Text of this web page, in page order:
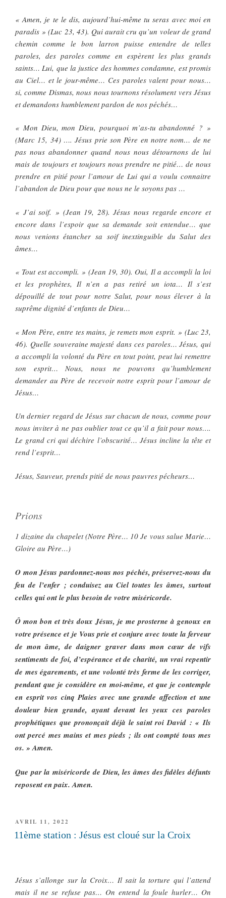
« Amen, je te le dis, aujourd’hui-même tu seras avec moi en
paradis » (Luc 23, 43). Qui aurait cru qu’un voleur de grand
chemin comme le bon larron puisse entendre de telles
paroles, des paroles comme en espèrent les plus grands
saints… Lui, que la justice des hommes condamne, est promis
au Ciel… et le jour-même… Ces paroles valent pour nous…
si, comme Dismas, nous nous tournons résolument vers Jésus
et demandons humblement pardon de nos péchés…
« Mon Dieu, mon Dieu, pourquoi m’as-tu abandonné ? »
(Marc 15, 34) …. Jésus prie son Père en notre nom… de ne
pas nous abandonner quand nous nous détournons de lui
mais de toujours et toujours nous prendre ne pitié… de nous
prendre en pitié pour l’amour de Lui qui a voulu connaitre
l’abandon de Dieu pour que nous ne le soyons pas …
« J’ai soif. » (Jean 19, 28). Jésus nous regarde encore et
encore dans l’espoir que sa demande soit entendue… que
nous venions étancher sa soif inextinguible du Salut des
âmes…
« Tout est accompli. » (Jean 19, 30). Oui, Il a accompli la loi
et les prophètes, Il n’en a pas retiré un iota… Il s’est
dépouillé de tout pour notre Salut, pour nous élever à la
suprême dignité d’enfants de Dieu…
« Mon Père, entre tes mains, je remets mon esprit. » (Luc 23,
46). Quelle souveraine majesté dans ces paroles… Jésus, qui
a accompli la volonté du Père en tout point, peut lui remettre
son esprit… Nous, nous ne pouvons qu’humblement
demander au Père de recevoir notre esprit pour l’amour de
Jésus…
Un dernier regard de Jésus sur chacun de nous, comme pour
nous inviter à ne pas oublier tout ce qu’il a fait pour nous….
Le grand cri qui déchire l’obscurité… Jésus incline la tête et
rend l’esprit…
Jésus, Sauveur, prends pitié de nous pauvres pécheurs…
Prions
1 dizaine du chapelet (Notre Père… 10 Je vous salue Marie…
Gloire au Père…)
O mon Jésus pardonnez-nous nos péchés, préservez-nous du
feu de l’enfer ; conduisez au Ciel toutes les âmes, surtout
celles qui ont le plus besoin de votre miséricorde.
Ô mon bon et très doux Jésus, je me prosterne à genoux en
votre présence et je Vous prie et conjure avec toute la ferveur
de mon âme, de daigner graver dans mon cœur de vifs
sentiments de foi, d’espérance et de charité, un vrai repentir
de mes égarements, et une volonté très ferme de les corriger,
pendant que je considère en moi-même, et que je contemple
en esprit vos cinq Plaies avec une grande affection et une
douleur bien grande, ayant devant les yeux ces paroles
prophétiques que prononçait déjà le saint roi David : « Ils
ont percé mes mains et mes pieds ; ils ont compté tous mes
os. » Amen.
Que par la miséricorde de Dieu, les âmes des fidèles défunts
reposent en paix. Amen.
PUBLIÉ
LE
AVRIL 11, 2022
11ème station : Jésus est cloué sur la Croix
Jésus s’allonge sur la Croix… Il sait la torture qui l’attend
mais il ne se refuse pas… On entend la foule hurler… On